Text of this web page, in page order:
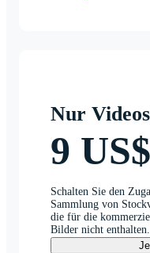
Nur Videos
9 US$
Schalten Sie den
Sammlung von
die für die
Bilder nicht enthalten.